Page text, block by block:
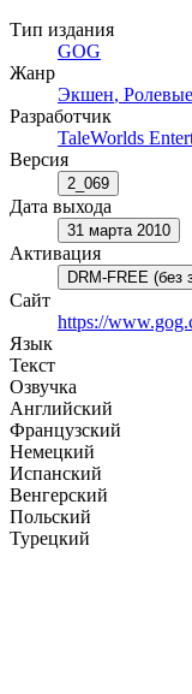
Тип издания
GOG
Жанр
Экшен,
Разработчик
TaleWorlds
Версия
2_069
Дата выхода
31 марта 2010
Активация
DRM-FREE (без
Сайт
https://
Язык
Текст
Озвучка
Английский
Французский
Немецкий
Испанский
Венгерский
Польский
Турецкий